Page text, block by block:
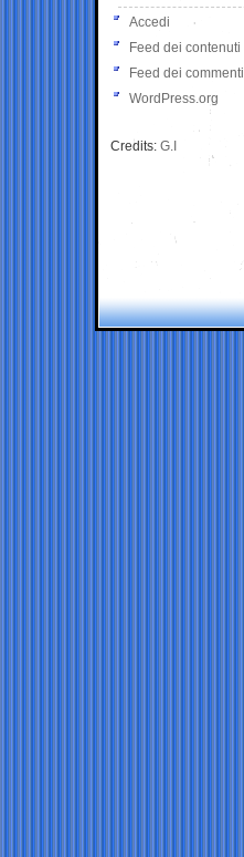
Accedi
Feed dei contenuti
Feed dei commenti
WordPress.org
Credits: G.I